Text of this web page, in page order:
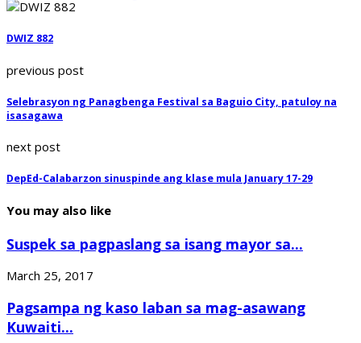
DWIZ 882
previous post
Selebrasyon ng Panagbenga Festival sa Baguio City, patuloy na
isasagawa
next post
DepEd-Calabarzon sinuspinde ang klase mula January 17-29
You may also like
Suspek sa pagpaslang sa isang mayor sa...
March 25, 2017
Pagsampa ng kaso laban sa mag-asawang
Kuwaiti...